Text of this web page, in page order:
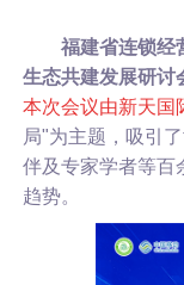
福建省连锁经
生态共建发展研讨
本次会议由新天国
局"为主题，吸引
伴及专家学者等百
趋势。